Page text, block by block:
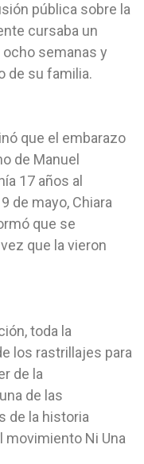
pública sobre la
cursaba un
semanas y
de su familia.
que el embarazo
de Manuel
17 años al
de mayo, Chiara
que se
que la vieron
toda la
los rastrillajes para
de la
de las
de la historia
movimiento Ni Una